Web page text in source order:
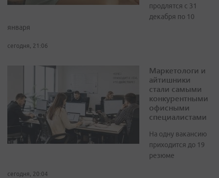
продлятся с 31
декабря по 10
января
сегодня, 21:06
Маркетологи и
айтишники
стали самыми
конкурентными
офисными
специалистами
На одну вакансию
приходится до 19
резюме
сегодня, 20:04